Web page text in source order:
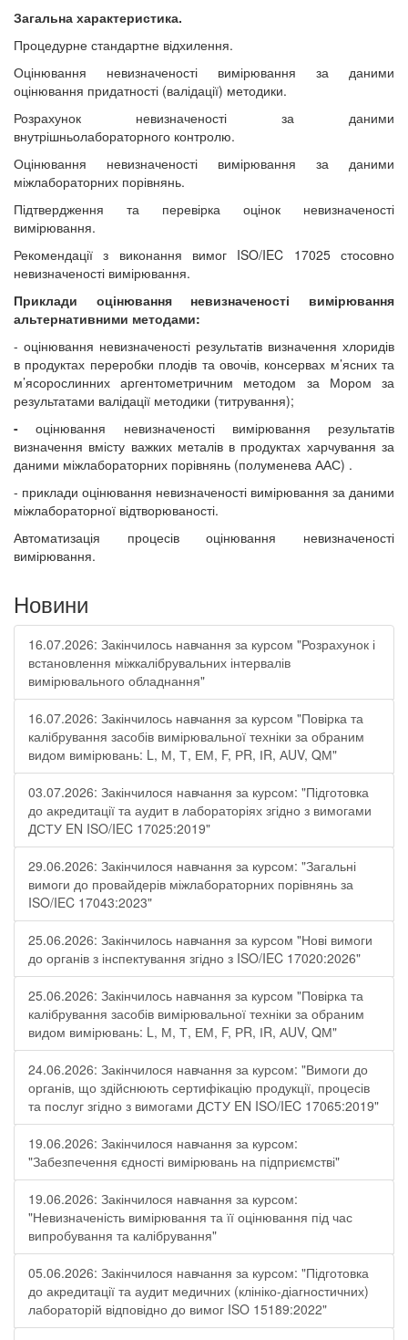
Загальна характеристика.
Процедурне стандартне відхилення.
Оцінювання невизначеності вимірювання за даними
оцінювання придатності (валідації) методики.
Розрахунок невизначеності за даними
внутрішньолабораторного контролю.
Оцінювання невизначеності вимірювання за даними
міжлабораторних порівнянь.
Підтвердження та перевірка оцінок невизначеності
вимірювання.
Рекомендації з виконання вимог ISO/IEC 17025стосовно
невизначеності вимірювання.
Приклади оцінювання невизначеності вимірювання
альтернативними методами:
- оцінювання невизначеності результатів визначення хлоридів
в продуктах переробки плодів та овочів, консервах м’ясних та
м’ясорослинних аргентометричним методом за Мором за
результатами валідації методики (титрування);
-оцінювання невизначеності вимірювання результатів
визначення вмісту важких металів в продуктах харчування за
даними міжлабораторних порівнянь (полуменева ААС) .
- приклади оцінювання невизначеності вимірювання за даними
міжлабораторної відтворюваності.
Автоматизація процесів оцінювання невизначеності
вимірювання.
Новини
16.07.2026: Закінчилось навчання за курсом "Розрахунок і
встановлення міжкалібрувальних інтервалів
вимірювального обладнання"
16.07.2026: Закінчилось навчання за курсом "Повірка та
калібрування засобів вимірювальної техніки за обраним
видом вимірювань: L, М, Т, ЕМ, F, РR, ІR, АUV, QМ"
03.07.2026: Закінчилося навчання за курсом: "Підготовка
до акредитації та аудит в лабораторіях згідно з вимогами
ДСТУ EN ISO/IEC 17025:2019"
29.06.2026: Закінчилося навчання за курсом: "Загальні
вимоги до провайдерів міжлабораторних порівнянь за
ISO/IEC 17043:2023"
25.06.2026: Закінчилось навчання за курсом "Нові вимоги
до органів з інспектування згідно з ISO/IEC 17020:2026"
25.06.2026: Закінчилось навчання за курсом "Повірка та
калібрування засобів вимірювальної техніки за обраним
видом вимірювань: L, М, Т, ЕМ, F, РR, ІR, АUV, QМ"
24.06.2026: Закінчилося навчання за курсом: "Вимоги до
органів, що здійснюють сертифікацію продукції, процесів
та послуг згідно з вимогами ДСТУ EN ISO/IEC 17065:2019"
19.06.2026: Закінчилося навчання за курсом:
"Забезпечення єдності вимірювань на підприємстві"
19.06.2026: Закінчилося навчання за курсом:
"Невизначеність вимірювання та її оцінювання під час
випробування та калібрування"
05.06.2026: Закінчилося навчання за курсом: "Підготовка
до акредитації та аудит медичних (клініко-діагностичних)
лабораторій відповідно до вимог ISO 15189:2022"